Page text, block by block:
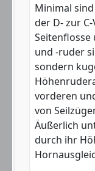
Minimal
der D- zur
und -ruder
sondern
vorderen
von
Äußerlich
durch ihr